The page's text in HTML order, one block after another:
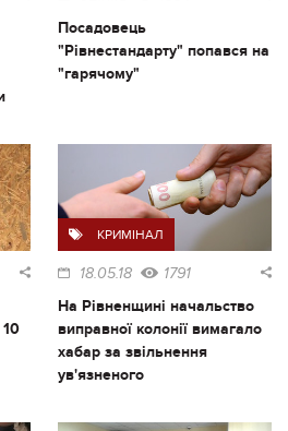
Посадовець
"Рівнестандарту" попався на
"гарячому"
КРИМІНАЛ
18.05.18 1791
На Рівненщині начальство
виправної колонії вимагало
хабар за звільнення
ув'язненого